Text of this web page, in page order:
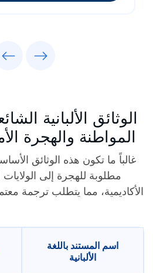
الوثائق الألبانية
المواطنة والهجرة
غالباً ما تكون هذه الوثائق
مطلوبة للهجرة إلى الولايات
الأكاديمية، مما يتطلب ترجمة
اسم المستند باللغة
الألبانية